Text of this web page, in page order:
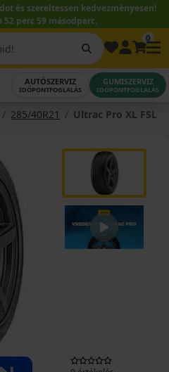
és szereltessen kedvezményesen!
52 perc 59 másodperc.
0
AUTÓSZERVIZ
IDŐPONTFOGLALÁS
GUMISZERVIZ
IDŐPONTFOGLALÁS
285/40R21 Ultrac Pro XL FSL